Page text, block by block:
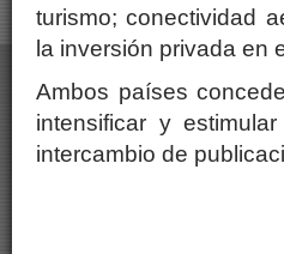
turismo; conectividad
la inversión privada en
Ambos países
intensificar y
intercambio de